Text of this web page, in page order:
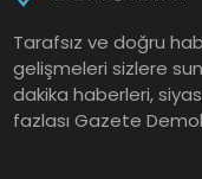
Tarafsız ve doğru
gelişmeleri sizlere
dakika haberleri,
fazlası Gazete